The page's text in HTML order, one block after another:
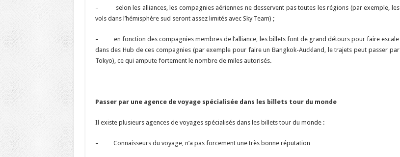
– selon les alliances, les compagnies aériennes ne desservent pas toutes les régions (par exemple, les
vols dans l’hémisphère sud seront assez limités avec Sky Team) ;
– en fonction des compagnies membres de l’alliance, les billets font de grand détours pour faire escale
dans des Hub de ces compagnies (par exemple pour faire un Bangkok-Auckland, le trajets peut passer par
Tokyo), ce qui ampute fortement le nombre de miles autorisés.
Passer par une agence de voyage spécialisée dans les billets tour du monde
Il existe plusieurs agences de voyages spécialisés dans les billets tour du monde :
– Connaisseurs du voyage, n’a pas forcement une très bonne réputation